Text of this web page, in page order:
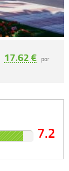
17.62 € por
7.2